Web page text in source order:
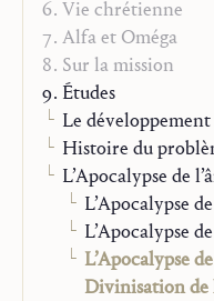
pensée, du Moyen Âge
étudié ensuite les
Kant, Fichte,
Goethe, Jean Paul,
« Le crépuscule des
romantisme (« la face
Kierkegaard et
Le « principe
s’opposer,dans le
L’opposition entre la «
Vie chrétienne
Alfa et Oméga
Sur la mission
Études
Le développement
Histoire du
L’Apocalypse de
L’Apocalypse
L’Apocalypse
L’Apocalypse
Divinisation de